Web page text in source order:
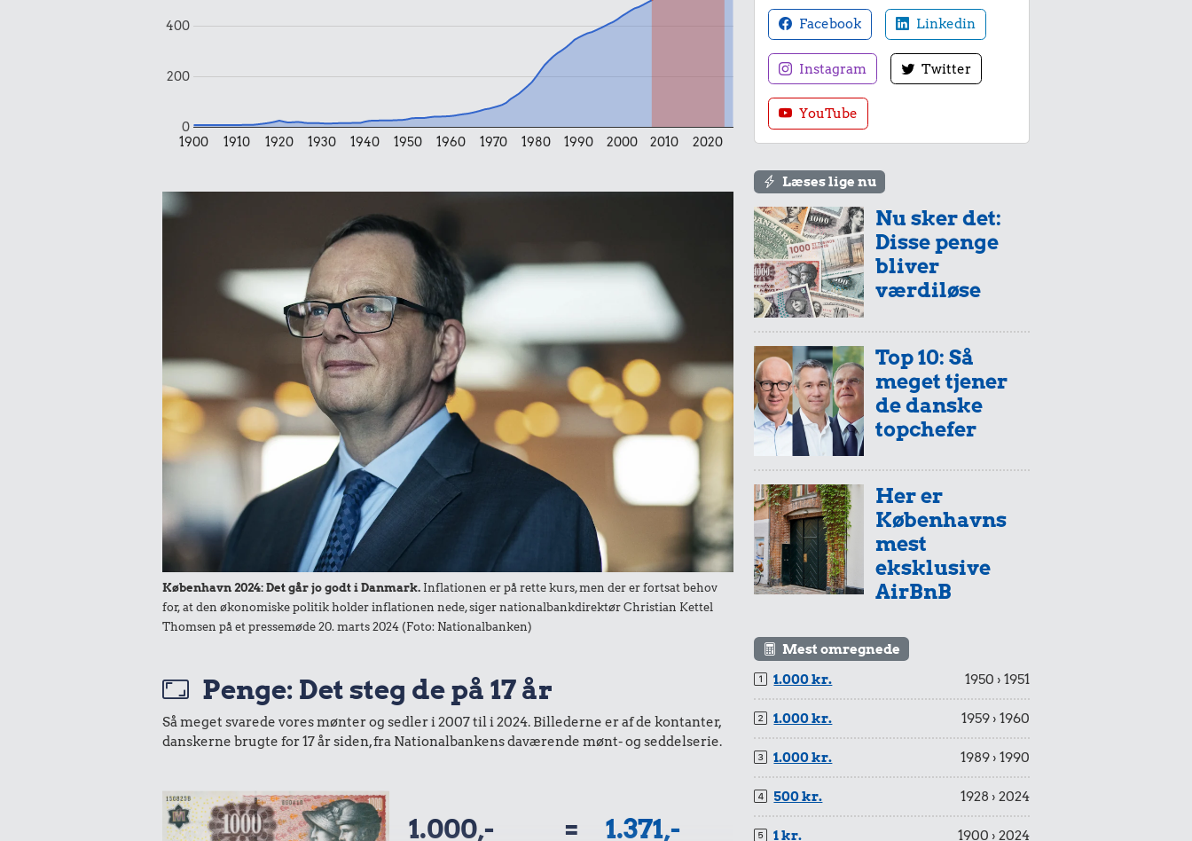
Bukser
14 kr.
10 karklude
13 kr.
Pilsner
23 kr.
Bakke jordbær
25 kr.
Avis
13 kr.
16 kr.
Husholdningssprit
29 kr.
Is
Rugbrød
18 kr.
1/2 kg skæreost
19 kr.
10 karklude Tyggegummi
1900 1910 1920 1930 1940 1950 1960 1970 1980 1990 2000 2010 2020
0
200
400
København 2024: Det går jo godt i Danmark. Inflationen er på rette kurs, men der er fortsat behov
for, at den økonomiske politik holder inflationen nede, siger nationalbankdirektør Christian Kettel
Thomsen på et pressemøde 20. marts 2024 (Foto: Nationalbanken)
Penge: Det steg de på 17 år
Så meget svarede vores mønter og sedler i 2007 til i 2024. Billederne er af de kontanter,
danskerne brugte for 17 år siden, fra Nationalbankens daværende mønt- og seddelserie.
1.000,- = 1.371,-
Facebook Linkedin
Instagram Twitter
YouTube
Læses lige nu
Nu sker det:
Disse penge
bliver
værdiløse
Top 10: Så
meget tjener
de danske
topchefer
Her er
Københavns
mest
eksklusive
AirBnB
Mest omregnede
1.000 kr.
1950 › 1951
1.000 kr. 1959 › 1960
1.000 kr. 1989 › 1990
500 kr. 1928 › 2024
1 kr. 1900 › 2024